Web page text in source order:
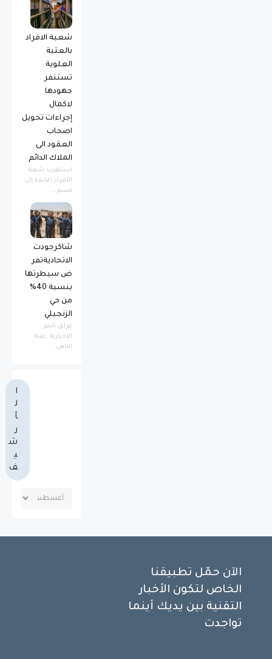
شعبة الافراد
بالعتبة
العلوية
تستنفر
جهودها
لاكمال
إجراءات تحويل
اصحاب
العقود الى
الملاك الدائم
استنفرت شعبة
الأفراد التابعة إلى
قسم...
شاكرجودت
الاتحاديةتفر
ض سيطرتها
بنسبة 40%
من حي
الزنجيلي
عراق تايمز
الاخبارية _بثينة
الناهي ...
ا
ل
أ
ر
ش
ي
ف
الآن حمّل تطبيقنا
الخاص لتكون الأخبار
التقنية بين يديك أينما
تواجدت